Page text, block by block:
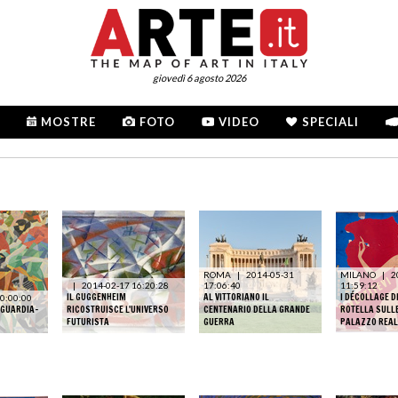
giovedì 6 agosto 2026
MOSTRE FOTO VIDEO SPECIALI
| 2014-02-17 16:20:28
IL GUGGENHEIM
RICOSTRUISCE L'UNIVERSO
FUTURISTA
ROMA | 2014-05-31
17:06:40
AL VITTORIANO IL
CENTENARIO DELLA GRANDE
GUERRA
MILANO |
11:59:12
I DÉCOLLAGE
ROTELLA
PALAZZO